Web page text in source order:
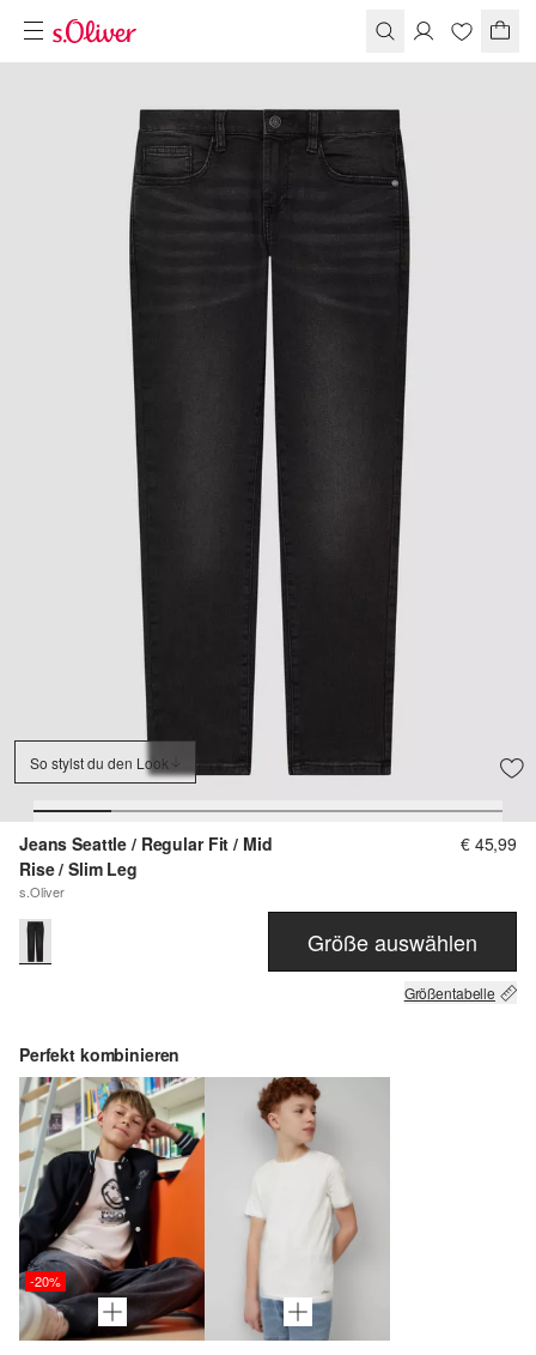
So stylst du den Look
Jeans Seattle / Regular Fit / Mid
Rise / Slim Leg
s.Oliver
€ 45,99
Größe auswählen
Größentabelle
Perfekt kombinieren
-20%